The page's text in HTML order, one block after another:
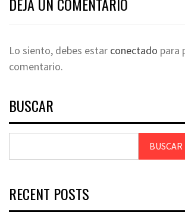
Lo siento, debes estar conectado para
comentario.
BUSCAR
BUSCAR
RECENT POSTS